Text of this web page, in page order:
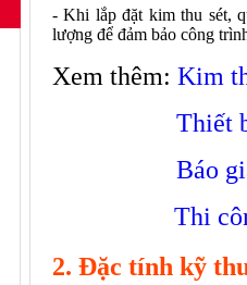
- Khi lắp đặt kim thu sét,
lượng để đảm bảo công
Xem thêm: Kim
Thiết
Báo
Thi
2. Đặc tính kỹ